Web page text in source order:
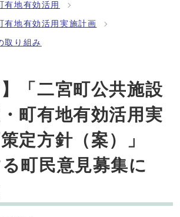
有地有効活用
有地有効活用実施計画
取り組み
】「二宮町公共施設
町有地有効活用実
定方針（案）」
町民意見募集に